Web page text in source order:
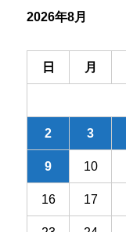
ン
2026年8月
日 月
2 3
9 10
16 17